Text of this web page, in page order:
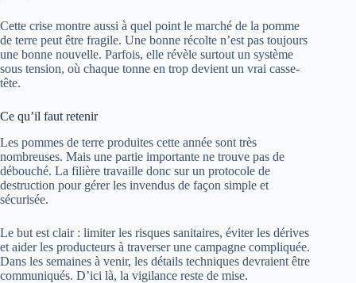
Cette crise montre aussi à quel point le marché de la pomme
de terre peut être fragile. Une bonne récolte n’est pas toujours
une bonne nouvelle. Parfois, elle révèle surtout un système
sous tension, où chaque tonne en trop devient un vrai casse-
tête.
Ce qu’il faut retenir
Les pommes de terre produites cette année sont très
nombreuses. Mais une partie importante ne trouve pas de
débouché. La filière travaille donc sur un protocole de
destruction pour gérer les invendus de façon simple et
sécurisée.
Le but est clair : limiter les risques sanitaires, éviter les dérives
et aider les producteurs à traverser une campagne compliquée.
Dans les semaines à venir, les détails techniques devraient être
communiqués. D’ici là, la vigilance reste de mise.